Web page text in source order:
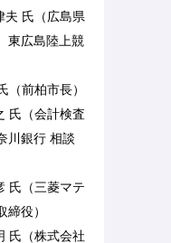
夫 氏（広島県
東広島陸上競
（前柏市長）
氏（会計検査
川銀行 相談
氏（三菱マテ
締役）
氏（株式会社